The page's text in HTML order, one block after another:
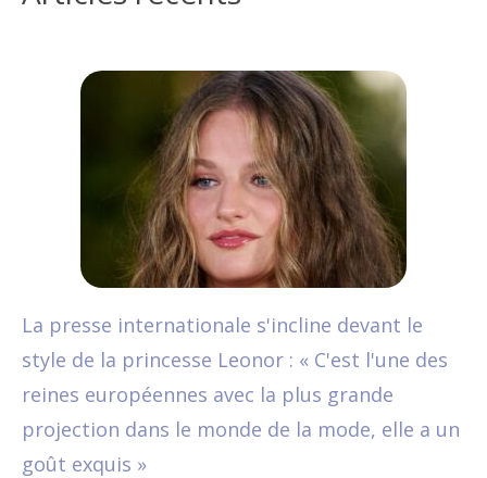
La presse internationale s'incline devant le
style de la princesse Leonor : « C'est l'une des
reines européennes avec la plus grande
projection dans le monde de la mode, elle a un
goût exquis »